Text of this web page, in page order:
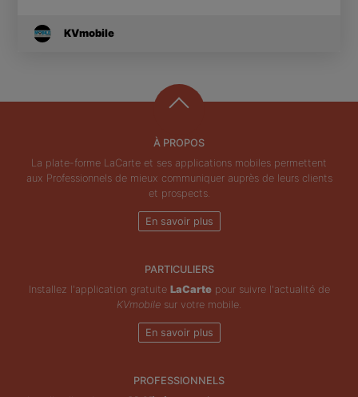
KVmobile
À PROPOS
La plate-forme LaCarte et ses applications mobiles permettent
aux Professionnels de mieux communiquer auprès de leurs clients
et prospects.
En savoir plus
PARTICULIERS
Installez l'application gratuite LaCartepour suivre l'actualité de
KVmobile sur votre mobile.
En savoir plus
PROFESSIONNELS